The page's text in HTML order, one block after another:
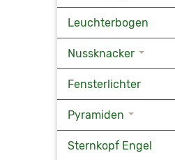
Leuchterbogen
Nussknacker
Fensterlichter
Pyramiden
Sternkopf Engel